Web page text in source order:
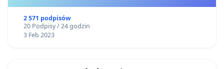
2 571 podpisów
20 Podpisy / 24 godzin
3 Feb 2023